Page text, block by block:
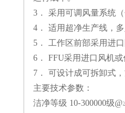
3． 采用可调风量系统
4． 适用超净生产线，
5． 工作区前部采用进
6． FFU采用进口风机
7． 可设计成可拆卸式
主要技术参数：
洁净等级 10-300000级